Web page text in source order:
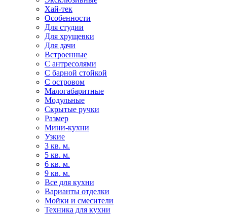
Хай-тек
Особенности
Для студии
Для хрущевки
Для дачи
Встроенные
С антресолями
С барной стойкой
С островом
Малогабаритные
Модульные
Скрытые ручки
Размер
Мини-кухни
Узкие
3 кв. м.
5 кв. м.
6 кв. м.
9 кв. м.
Все для кухни
Варианты отделки
Мойки и смесители
Техника для кухни